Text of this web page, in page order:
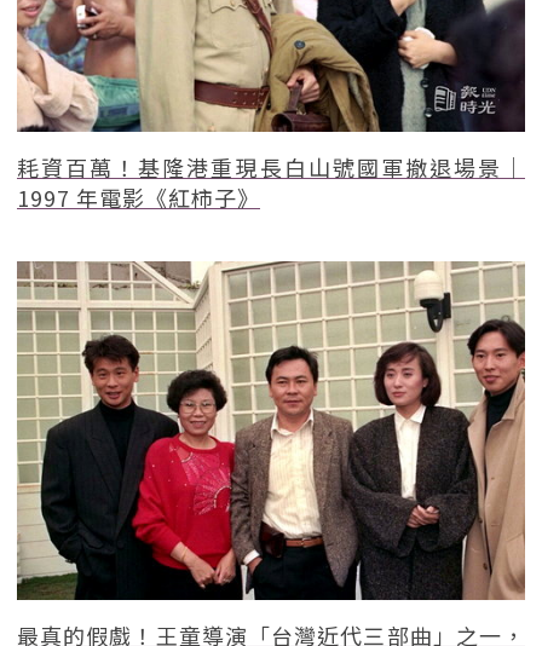
耗資百萬！基隆港重現長白山號國軍撤退場景｜
1997 年電影《紅柿子》
最真的假戲！王童導演「台灣近代三部曲」之一，